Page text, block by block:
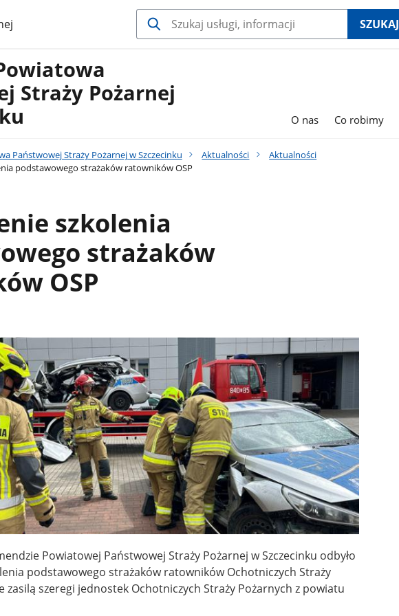
SZUKAJ
Straży Pożarnej
O nas Co robimy
Państwowej Straży Pożarnej w Szczecinku Aktualności
Aktualności
podstawowego strażaków ratowników OSP
szkolenia
strażaków
OSP
Powiatowej Państwowej Straży Pożarnej w Szczecinku odbyło
podstawowego strażaków ratowników Ochotniczych Straży
zasilą szeregi jednostek Ochotniczych Straży Pożarnych z powiatu